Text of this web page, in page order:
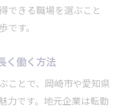
できる職場を選ぶこと
す。
く働く方法
ことで、岡崎市や愛知県
力です。地元企業は転勤